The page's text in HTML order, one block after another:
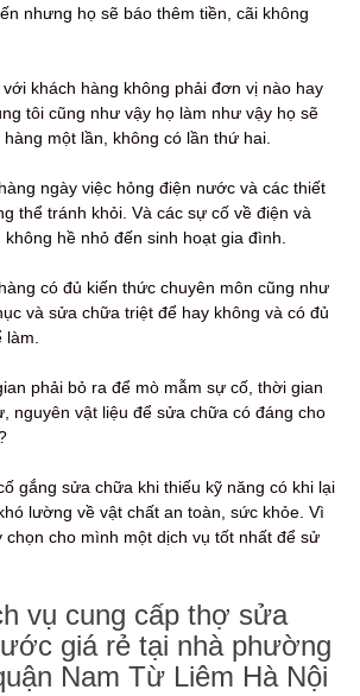
nhưng họ sẽ báo thêm tiền, cãi không
khách hàng không phải đơn vị nào hay
tôi cũng như vậy họ làm như vậy họ sẽ
một lần, không có lần thứ hai.
ngày việc hỏng điện nước và các thiết
thể tránh khỏi. Và các sự cố về điện và
hề nhỏ đến sinh hoạt gia đình.
có đủ kiến thức chuyên môn cũng như
và sửa chữa triệt để hay không và có đủ
phải bỏ ra để mò mẫm sự cố, thời gian
nguyên vật liệu để sửa chữa có đáng cho
gắng sửa chữa khi thiếu kỹ năng có khi lại
lường về vật chất an toàn, sức khỏe. Vì
chọn cho mình một dịch vụ tốt nhất để sử
vụ cung cấp thợ sửa
giá rẻ tại nhà phường
Nam Từ Liêm Hà Nội